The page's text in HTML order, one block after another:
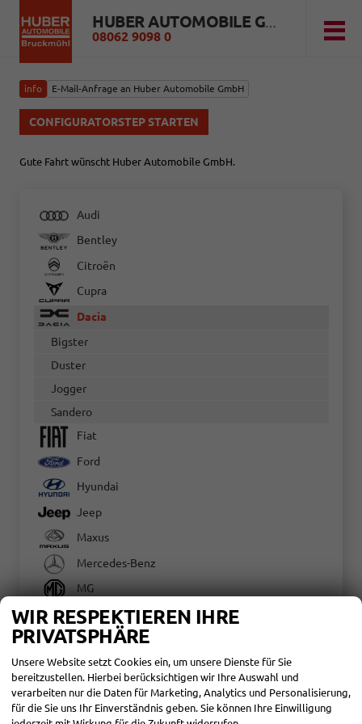
HUBER AUTOMOBILE GMBH
08062 9098 0
info E-Mail-Anfrage an Huber Automobile GmbH
CONFIGURATORSTEP STARTEN
Gute Fahrt wünscht Huber Automobile GmbH.
Audi
Bentley
Citroën
Cupra
Dacia
Bigster
Duster
Jogger
Sandero
Fiat
Ford
Hyundai
Jeep
Maxus
Mercedes-Benz
MG
Mitsubishi
Nissan
Opel
Peugeot
Renault
WIR RESPEKTIEREN IHRE
PRIVATSPHÄRE
Unsere Website setzt Cookies ein, um unsere Dienste für Sie
bereitzustellen. Hierbei berücksichtigen wir Ihre Auswahl und
verarbeiten nur die Daten für Marketing, Analytics und Personalisierung,
für die Sie uns Ihr Einverständnis geben. Sie können Ihre Einwilligung